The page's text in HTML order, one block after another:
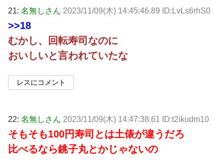
21: 名無しさん 2023/11/09(木) 14:45:46.89 ID:LvLs6rhS0
>>18
むかし、回転寿司なのに
おいしいと言われていたな
レスにコメント
22: 名無しさん 2023/11/09(木) 14:47:38.61 ID:t2ikudm10
そもそも100円寿司とは土俵が違うだろ
比べるなら銚子丸とかじゃないの